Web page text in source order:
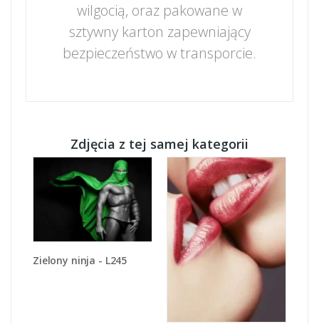
wilgocią, oraz pakowane w
sztywny karton zapewniający
bezpieczeństwo w transporcie.
Zdjęcia z tej samej kategorii
Zielony ninja - L245